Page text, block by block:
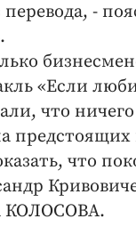
-
«Если
что
предстоящих
что
КОЛОСОВА.